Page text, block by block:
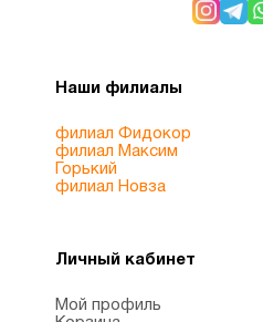
Йод
Клетчатка 1
Коллагены
Наши филиалы
филиал Фидокор
филиал Максим
Горький
филиал Новза
Личный кабинет
Мой профиль